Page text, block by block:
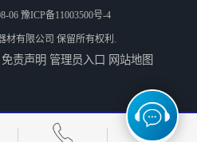
冷镦机电机用小型8CB250离合器制动器刹车
06 豫ICP备11003500号-4
材有限公司 保留所有权利.
免责声明 管理员入口 网站地图